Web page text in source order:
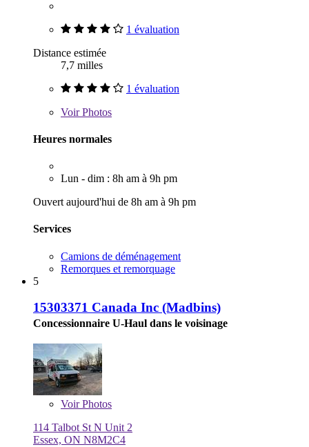
1 évaluation
Distance estimée
7,7 milles
1 évaluation
VoirPhotos
Heures normales
Lun - dim : 8h am à 9h pm
Ouvert aujourd'hui de 8h am à 9h pm
Services
Camions de déménagement
Remorques et remorquage
5
15303371 Canada Inc (Madbins)
Concessionnaire U-Haul dans le voisinage
VoirPhotos
114 Talbot St N Unit 2
Essex, ON N8M2C4